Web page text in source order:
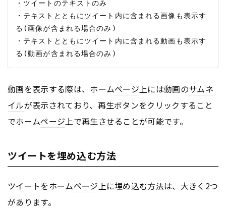
・ツイートのテキストのみ
・テキストとともにツイート内に含まれる画像も表示す
る(画像が含まれる場合のみ)
・テキストとともにツイート内に含まれる動画も表示す
動画を表示する際は、ホームページ上には動画のサムネ
イルが表示されており、再生ボタンをクリックすること
でホームページ上で再生させることが可能です。
ツイートを埋め込む方法
ツイートをホームページ上に埋め込む方法は、大きく2つ
があります。